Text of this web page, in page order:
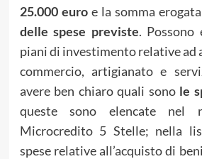
25.000 euroe la somma
delle spese previste. Possono
piani di investimento relative
commercio, artigianato e
avere ben chiaro quali sono le
queste sono elencate nel
Microcredito 5 Stelle; nella
spese relative all’acquisto di